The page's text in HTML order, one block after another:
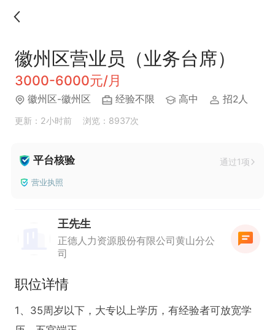
徽州区营业员（业务台席）
3000-6000元/月
徽州区-徽州区 经验不限 高中 招2人
更新：2小时前 浏览：8937次
平台核验 通过1项
营业执照
王先生
正德人力资源股份有限公司黄山分公
司
职位详情
1、35周岁以下，大专以上学历，有经验者可放宽学